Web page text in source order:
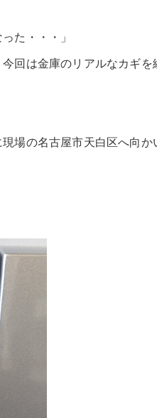
た・・・」
回は金庫のリアルなカギを
場の名古屋市天白区へ向か